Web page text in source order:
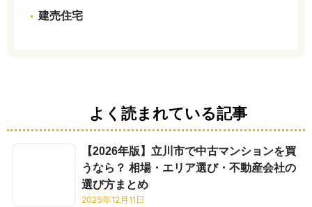
建売住宅
よく読まれている記事
【2026年版】立川市で中古マンションを買
うなら？ 相場・エリア選び・不動産会社の
選び方まとめ
2025年12月11日